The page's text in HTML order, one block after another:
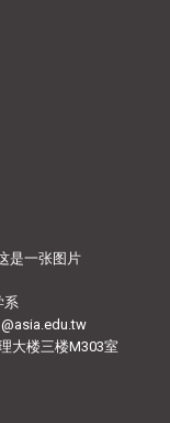
系
大楼三楼M303室